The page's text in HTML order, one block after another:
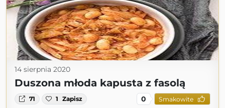
14 sierpnia 2020
Duszona młoda kapusta z fasolą
71 1 Zapisz 0 Smakowite